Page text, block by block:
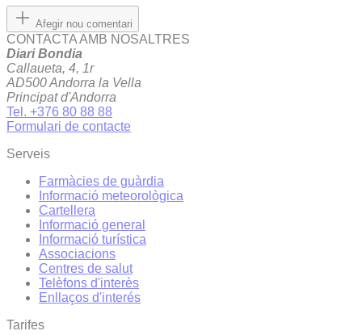
Afegir nou comentari
CONTACTA AMB NOSALTRES
Diari Bondia
Callaueta, 4, 1r
AD500 Andorra la Vella
Principat d'Andorra
Tel. +376 80 88 88
Formulari de contacte
Serveis
Farmàcies de guàrdia
Informació meteorològica
Cartellera
Informació general
Informació turística
Associacions
Centres de salut
Telèfons d'interès
Enllaços d'interés
Tarifes